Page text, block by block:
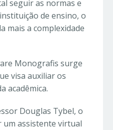
seguir as normas e
de ensino, o
mais a complexidade
Monografis surge
visa auxiliar os
acadêmica.
Douglas Tybel, o
assistente virtual